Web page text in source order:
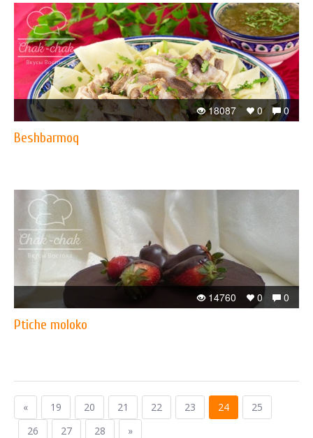
0
0
18087
Beshbarmoq
0
0
14760
Ptiche moloko
« 19 20 21 22 23 24
25
26
27 28 »